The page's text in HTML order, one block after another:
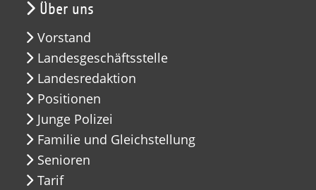
Über uns
Vorstand
Landesgeschäftsstelle
Landesredaktion
Positionen
Junge Polizei
Familie und Gleichstellung
Senioren
Tarif